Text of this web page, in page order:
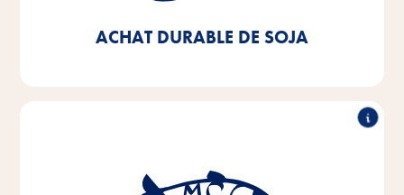
ACHAT DURABLE DE SOJA
Achat durable de poisson